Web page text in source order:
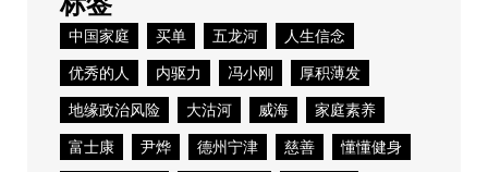
中国家庭 买单 五龙河
人生信念
优秀的人
内驱力 冯小刚
厚积薄发
地缘政治风险
大沽河 威海
家庭素养
富士康
尹烨 德州宁津 慈善
懂懂健身